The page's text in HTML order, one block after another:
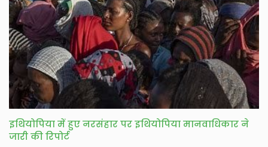
इथियोपिया में हुए नरसंहार पर इथियोपिया मानवाधिकार ने
जारी की रिपोर्ट